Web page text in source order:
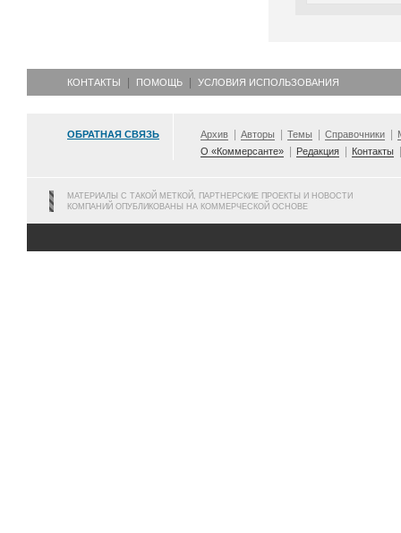
КОНТАКТЫ ПОМОЩЬ УСЛОВИЯ ИСПОЛЬЗОВАНИЯ
ОБРАТНАЯ СВЯЗЬ Архив Авторы Темы Справочники
О «Коммерсанте»
Редакция Контакты
МАТЕРИАЛЫ С ТАКОЙ МЕТКОЙ, ПАРТНЕРСКИЕ ПРОЕКТЫ И НОВОСТИ
КОМПАНИЙ ОПУБЛИКОВАНЫ НА КОММЕРЧЕСКОЙ ОСНОВЕ